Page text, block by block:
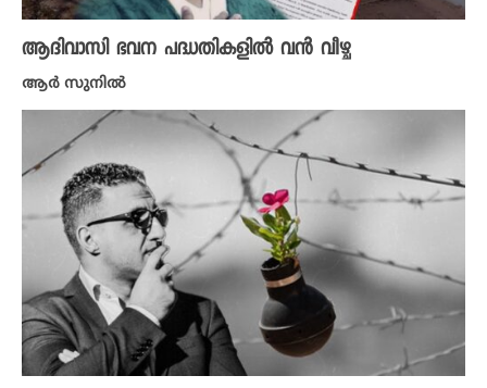
ആദിവാസി ഭവന പദ്ധതികളില്‍ വന്‍ വീഴ്ച
ആർ സുനിൽ